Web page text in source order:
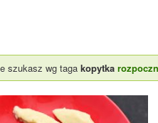
szukasz wg taga kopytka